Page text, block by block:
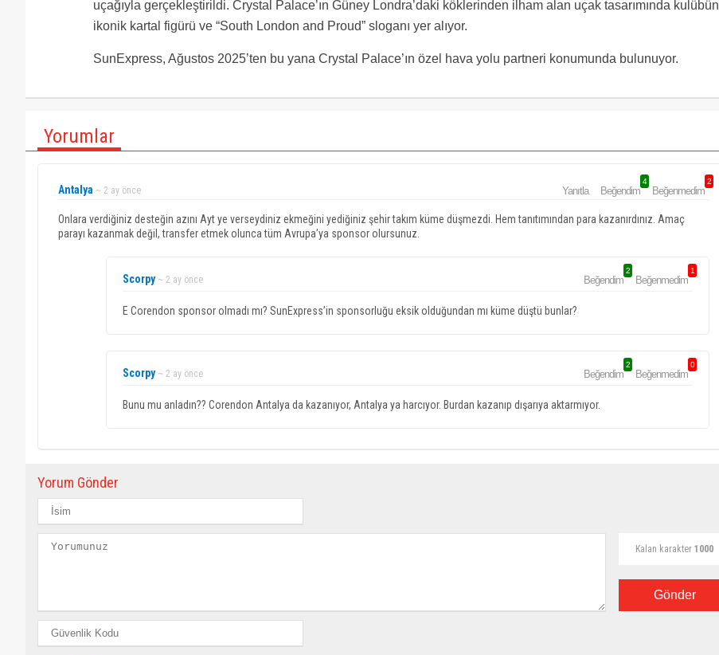
uçağıyla gerçekleştirildi. Crystal Palace’ın Güney Londra’daki köklerinden ilham alan uçak tasarımında kulübün
ikonik kartal figürü ve “South London and Proud” sloganı yer alıyor.
SunExpress, Ağustos 2025’ten bu yana Crystal Palace’ın özel hava yolu partneri konumunda bulunuyor.
Yorumlar
Antalya ~ 2 ay önce Yanıtla Beğendim
4
Beğenmedim
2
Onlara verdiğiniz desteğin azını Ayt ye verseydiniz ekmeğini yediğiniz şehir takım küme düşmezdi. Hem tanıtımından para kazanırdınız. Amaç
parayı kazanmak değil, transfer etmek olunca tüm Avrupa’ya sponsor olursunuz.
Scorpy ~ 2 ay önce Beğendim
2
Beğenmedim
1
E Corendon sponsor olmadı mı? SunExpress’in sponsorluğu eksik olduğundan mı küme düştü bunlar?
Scorpy ~ 2 ay önce Beğendim
2
Beğenmedim
0
Bunu mu anladın?? Corendon Antalya da kazanıyor, Antalya ya harcıyor. Burdan kazanıp dışarıya aktarmıyor.
Yorum Gönder
Kalan karakter 1000
Gönder